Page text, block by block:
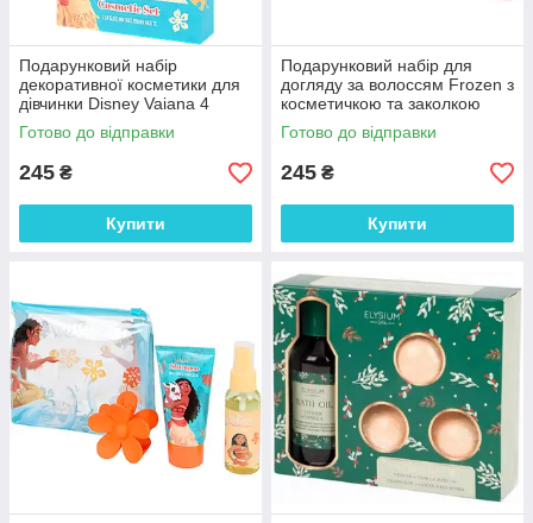
Подарунковий набір
декоративної косметики для
дівчинки Disney Vaiana 4
предмета
Готово до відправки
245 ₴
Купити
Подарунковий набір для
догляду за волоссям Frozen з
косметичкою та заколкою
Готово до відправки
245 ₴
Купити